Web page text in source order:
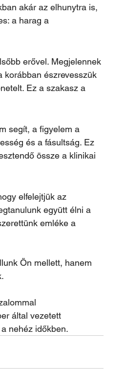
akár az elhunytra is,
a harag a
erővel. Megjelennek
korábban észrevesszük
Ez a szakasz a
segít, a figyelem a
és a fásultság. Ez
össze a klinikai
elfelejtjük az
együtt élni a
emléke a
Ön mellett, hanem
által vezetett
nehéz időkben.